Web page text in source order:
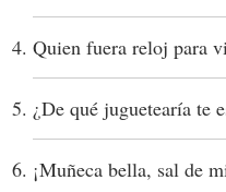
Quien fuera reloj para
¿De qué juguetearía te
¡Muñeca bella, sal de